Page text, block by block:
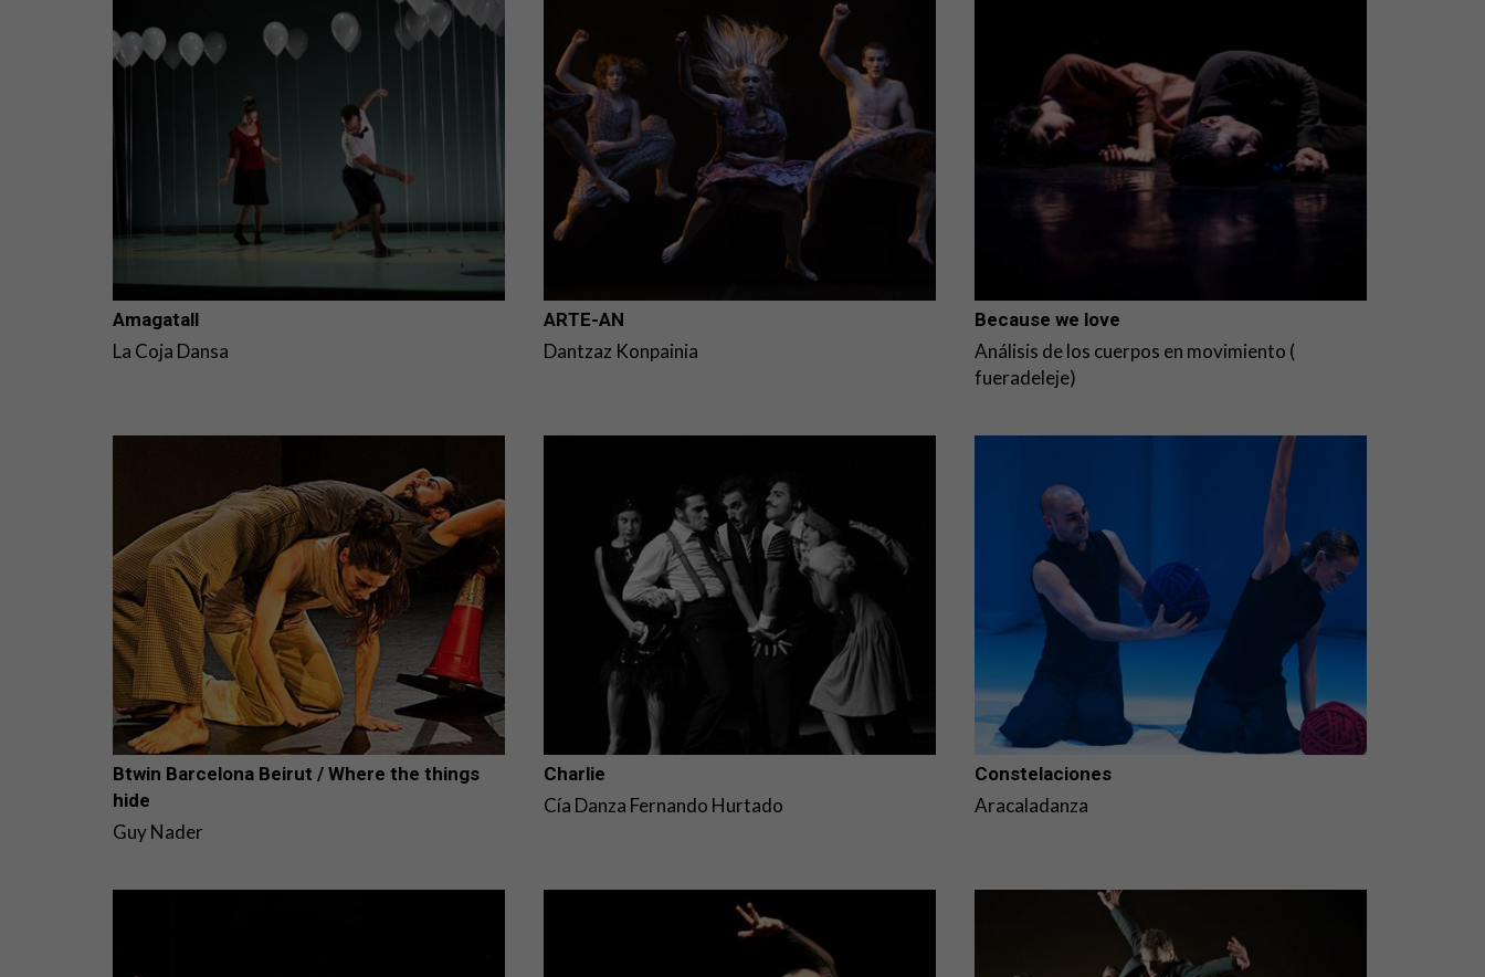
Amagatall
La Coja Dansa
ARTE-AN
Dantzaz Konpainia
Because we love
Análisis de los cuerpos en movimiento (
fueradeleje)
Btwin Barcelona Beirut / Where the things
hide
Guy Nader
Charlie
Cía Danza Fernando Hurtado
Constelaciones
Aracaladanza